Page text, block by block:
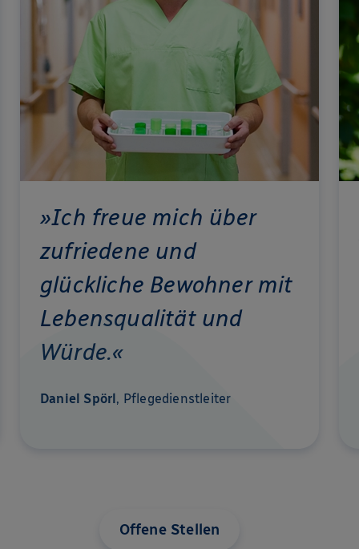
»Ich freue mich über
zufriedene und
glückliche Bewohner mit
Lebensqualität und
Würde.«
Daniel Spörl, Pflegedienstleiter
Offene Stellen